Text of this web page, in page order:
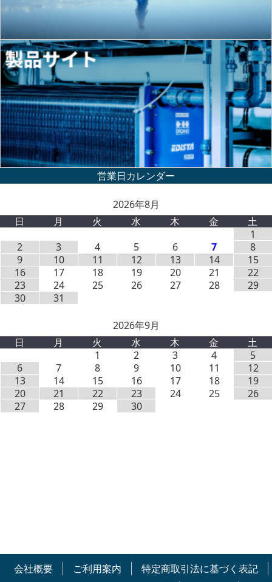
2026年8月
日
月 火 水 木 金
土
1
2
3 4 5 6 7
8
9
10 11 12 13 14
15
16
17 18 19 20 21
22
23
24 25 26 27 28
29
30
31
2026年9月
日
月 火 水 木 金
土
1
2 3 4
5
6
7 8 9 10 11
12
13
14 15 16 17 18
19
20
21 22 23 24 25
26
27
28 29 30
会社概要 ご利用案内
特定商取引法に基づく表記